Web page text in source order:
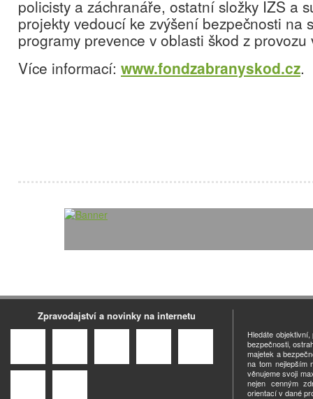
policisty a záchranáře, ostatní složky IZS a
projekty vedoucí ke zvýšení bezpečnosti na
programy prevence v oblasti škod z provozu
Více informací: www.fondzabranyskod.cz.
Zpravodajství a novinky na internetu
Hledáte
bezpečnosti,
majetek a
na tom nejlepším
věnujeme svoji
nejen cenným
orientací v dané